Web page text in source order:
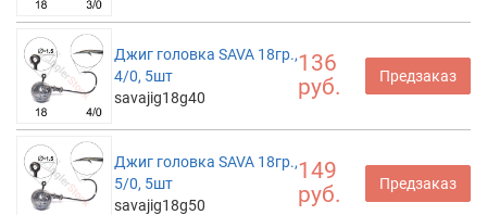
Джиг головка SAVA 18гр.,
4/0, 5шт
savajig18g40
136
руб.
Предзаказ
Джиг головка SAVA 18гр.,
5/0, 5шт
savajig18g50
149
руб.
Предзаказ